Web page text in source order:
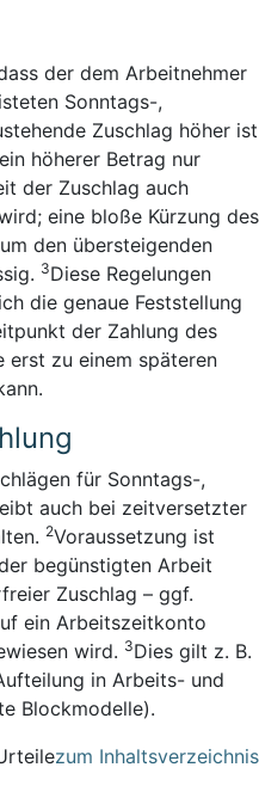
der dem Arbeitnehmer
Sonntags-,
Zuschlag höher ist
höherer Betrag nur
der Zuschlag auch
eine bloße Kürzung des
den übersteigenden
3Diese Regelungen
die genaue Feststellung
der Zahlung des
erst zu einem späteren
für Sonntags-,
auch bei zeitversetzter
2Voraussetzung ist
begünstigten Arbeit
Zuschlag – ggf.
ein Arbeitszeitkonto
wird. 3Dies gilt z. B.
in Arbeits- und
Blockmodelle).
zum Inhaltsverzeichnis